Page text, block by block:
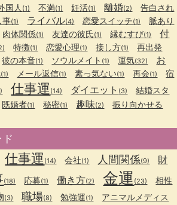
国人 (1) 不満(1) 妊活(1) 離婚(2)
告白され
事(1) ライバル(4) 恋愛スイッチ(1) 脈あり
肉体関係(1) 友達の彼氏(1) 縁むすび(1)
付
特徴(1) 恋愛心理(1) 接し方(1) 再出発
彼の本音(1) ソウルメイト (1) 運気(32)
お
(1) メール返信(1) 素っ気ない(1) 再会(1)
宿
仕事運 (14) ダイエット (3)
結婚スタ
既婚者(1) 秘密(1) 趣味(2) 振り向かせる
仕事運 (14) 会社(1) 人間関係(9)
財
(18) 応募(1) 働き方(2) 金運 (23) 相性
(3) 職場(8) 勉強運(1)
アニマルメディス